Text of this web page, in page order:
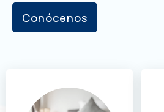
Conócenos